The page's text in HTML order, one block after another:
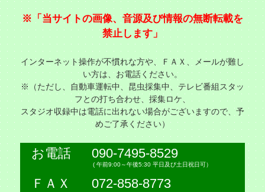
※「当サイトの画像、音源及び情報の無断転載を
禁止します」
インターネット操作が不慣れな方や、ＦＡＸ、メールが難し
い方は、お電話ください。
※（ただし、自動車運転中、昆虫採集中、テレビ番組スタッ
フとの打ち合わせ、採集ロケ、
スタジオ収録中は電話に出れない場合がございますので、予
めご了承ください）
お電話 090-7495-8529
( 午前9:00～午後5:30 平日及び土日祝日可）
ＦＡＸ
072-858-8773